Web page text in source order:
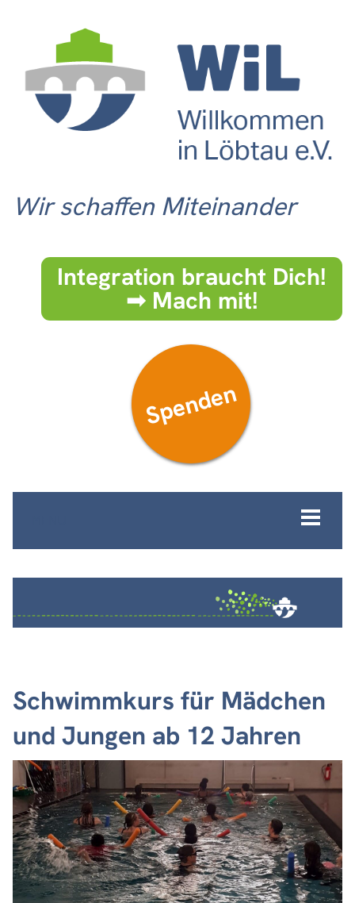
Wir schaffen Miteinander
Integration braucht Dich!
➟ Mach mit!
Spenden
Schwimmkurs für Mädchen
und Jungen ab 12 Jahren